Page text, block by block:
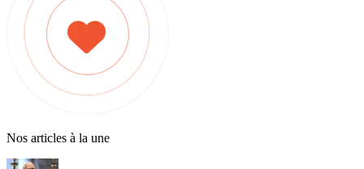
Nos articles à la une